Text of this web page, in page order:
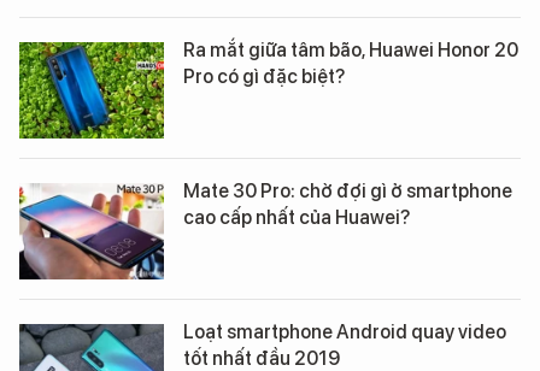
Ra mắt giữa tâm bão, Huawei Honor 20
Pro có gì đặc biệt?
Mate 30 Pro: chờ đợi gì ở smartphone
cao cấp nhất của Huawei?
Loạt smartphone Android quay video
tốt nhất đầu 2019